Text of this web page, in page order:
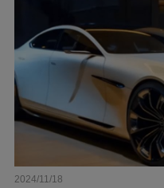
2024/11/18